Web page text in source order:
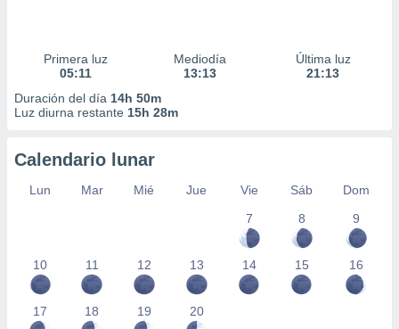
Primera luz
05:11
Mediodía
13:13
Última luz
21:13
Duración del día 14h 50m
Luz diurna restante 15h 28m
Calendario lunar
Lun Mar Mié Jue Vie Sáb
Dom
7
8 9
10 11 12 13 14 15 16
17 18 19 20